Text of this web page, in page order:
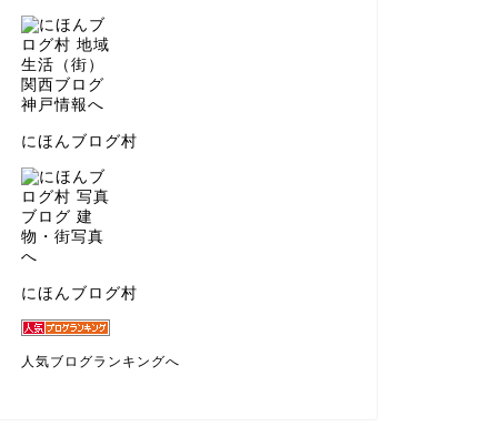
にほんブログ村
にほんブログ村
人気ブログランキングへ